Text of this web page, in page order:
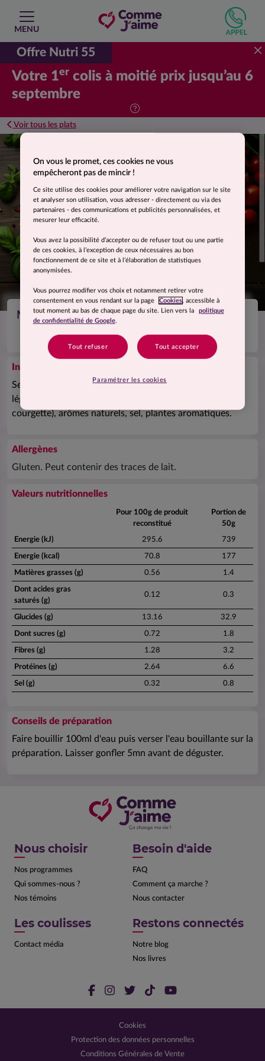
MENU
Offre Nutri 55
Votre 1er colis à moitié prix jusqu’au 6
septembre
Voir tous les plats
Suggestion de présentation. Photo non contractuelle.
Mélange de blé et quinoa aux légumes grillés
Ingrédients
Semoule de
dur (gluten) 71%, quinoa blanc 20,6%,
légumes déshydratés (poivrons, oignon, tomate,
courgette), arômes naturels, sel, plantes aromatiques.
Allergènes
Gluten. Peut contenir des traces de lait.
Valeurs nutritionnelles
Pour 100g de produit
reconstitué
Portion de
50g
Energie (kJ) 295.6 739
Energie (kcal) 70.8 177
Matières grasses (g) 0.56 1.4
Dont acides gras
saturés (g)
0.12 0.3
Glucides (g) 13.16 32.9
Dont sucres (g) 0.72 1.8
Fibres (g) 1.28 3.2
Protéines (g) 2.64 6.6
Sel (g) 0.32 0.8
Conseils de préparation
Faire bouillir 100ml d'eau puis verser l'eau bouillante sur la
préparation. Laisser gonfler 5mn avant de déguster.
Nous choisir
Nos programmes
Qui sommes-nous ?
Nos témoins
Besoin d'aide
FAQ
Comment ça marche ?
Nous contacter
Les coulisses
Contact média
Restons connectés
Notre blog
Nos livres
Cookies
Protection des données personnelles
Conditions Générales de Vente
On vous le promet, ces cookies ne vous
empêcheront pas de mincir !
Ce site utilise des cookies pour améliorer votre navigation sur le site
et analyser son utilisation, vous adresser - directement ou via des
partenaires - des communications et publicités personnalisées, et
mesurer leur efficacité.
Vous avez la possibilité d’accepter ou de refuser tout ou une partie
de ces cookies, à l’exception de ceux nécessaires au bon
fonctionnement de ce site et à l’élaboration de statistiques
anonymisées.
Vous pourrez modifier vos choix et notamment retirer votre
consentement en vous rendant sur la page Cookies, accessible à
tout moment au bas de chaque page du site. Lien vers la
politique
de confidentialité de Google.
Tout refuser Tout accepter
Paramétrer les cookies